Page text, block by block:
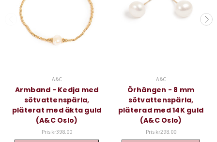
A&C
Armband - Kedja med
sötvattenspärla,
pläterat med äkta guld
(A&C Oslo)
Pris kr398.00
A&C
Örhängen - 8 mm
sötvattenspärla,
pläterad med 14K guld
(A&C Oslo)
Pris kr298.00